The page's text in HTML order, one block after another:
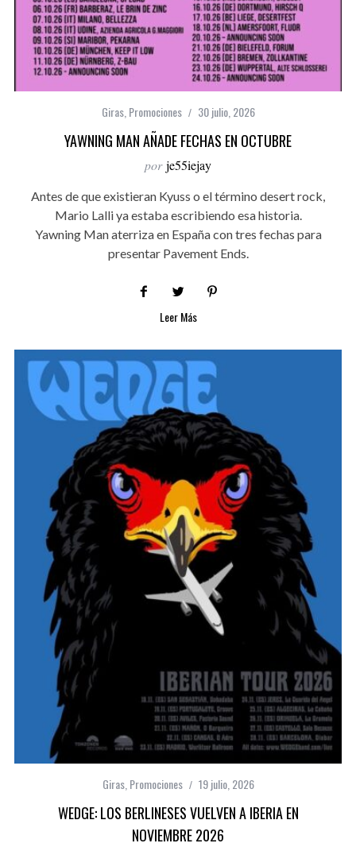
Giras, Promociones 30 julio, 2026
YAWNING MAN AÑADE FECHAS EN OCTUBRE
por je55iejay
Antes de que existieran Kyuss o el término desert rock,
Mario Lalli ya estaba escribiendo esa historia.
Yawning Man aterriza en España con tres fechas para
presentar Pavement Ends.
Leer Más
Giras,Promociones 19 julio, 2026
WEDGE: LOS BERLINESES VUELVEN A IBERIA EN
NOVIEMBRE 2026